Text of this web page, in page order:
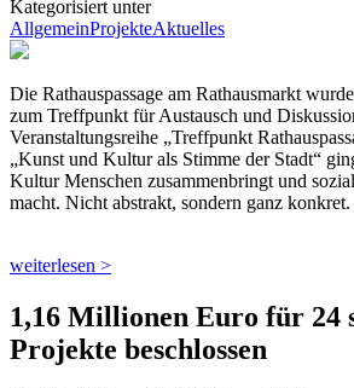
Kategorisiert unter
AllgemeinProjekteAktuelles
Die Rathauspassage am Rathausmarkt
zum Treffpunkt für Austausch und
Veranstaltungsreihe „Treffpunkt
„Kunst und Kultur als Stimme der Stadt“
Kultur Menschen zusammenbringt und
macht. Nicht abstrakt, sondern ganz konkret.
weiterlesen >
1,16 Millionen Euro für 24
Projekte beschlossen